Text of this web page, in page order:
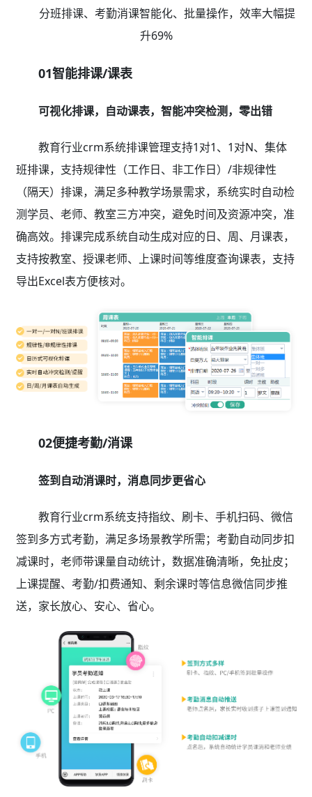
分班排课、考勤消课智能化、批量操作，效率大幅提
升69%
01智能排课/课表
可视化排课，自动课表，智能冲突检测，零出错
教育行业crm系统排课管理支持1对1、1对N、集体
班排课，支持规律性（工作日、非工作日）/非规律性
（隔天）排课，满足多种教学场景需求，系统实时自动检
测学员、老师、教室三方冲突，避免时间及资源冲突，准
确高效。排课完成系统自动生成对应的日、周、月课表，
支持按教室、授课老师、上课时间等维度查询课表，支持
导出Excel表方便核对。
02便捷考勤/消课
签到自动消课时，消息同步更省心
教育行业crm系统支持指纹、刷卡、手机扫码、微信
签到多方式考勤，满足多场景教学所需；考勤自动同步扣
减课时，老师带课量自动统计，数据准确清晰，免扯皮；
上课提醒、考勤/扣费通知、剩余课时等信息微信同步推
送，家长放心、安心、省心。